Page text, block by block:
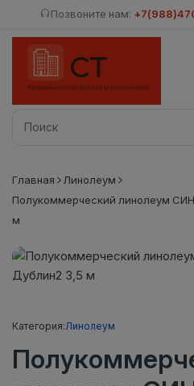
Позвоните нам:
Главная
Линолеум
Полукоммерческий линолеум
м
Категория:Линолеум